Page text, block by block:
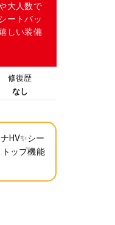
大人数で
ートバッ
しい装備
修復歴
なし
HV✨シー
ップ機能